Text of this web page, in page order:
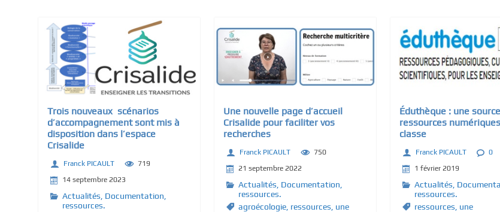
Trois nouveaux scénarios
d’accompagnement sont mis à
disposition dans l’espace
Crisalide
Franck PICAULT
719
14 septembre 2023
Actualités Documentation,
ressources.
Une nouvelle page d’accueil
Crisalide pour faciliter vos
recherches
Franck PICAULT
750
21 septembre 2022
Actualités Documentation,
ressources.
agroécologie ressources une
Éduthèque : une
ressources
classe
Franck PICAULT 0
1 février 2019
Actualités
ressources.
ressources une